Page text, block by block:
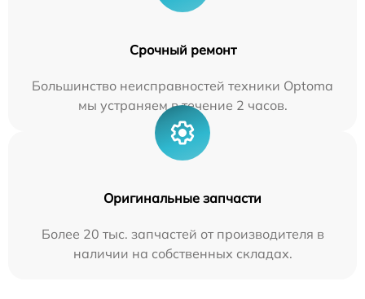
Срочный ремонт
Большинство неисправностей техники Optoma
мы устраняем в течение 2 часов.
Оригинальные запчасти
Более 20 тыс. запчастей от производителя в
наличии на собственных складах.